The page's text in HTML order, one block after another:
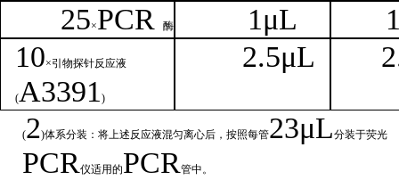
25×PCR 酶 1μL
10×引物探针反应液
(A3391)
2.5μL 2
(2)体系分装：将上述反应液混匀离心后，按照每管23μL分装于荧光
PCR仪适用的PCR管中。